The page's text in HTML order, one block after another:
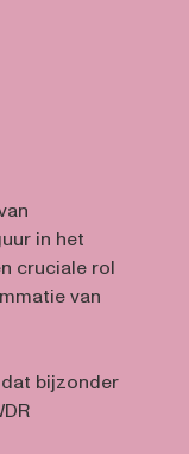
in het
cruciale rol
van
bijzonder